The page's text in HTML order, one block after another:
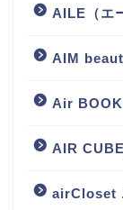
AILE（エ
AIM
Air
AIR
airCloset